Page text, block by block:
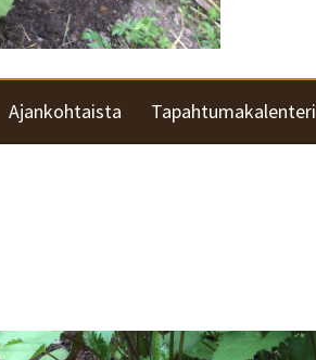
Ajankohtaista Tapahtumakalenteri